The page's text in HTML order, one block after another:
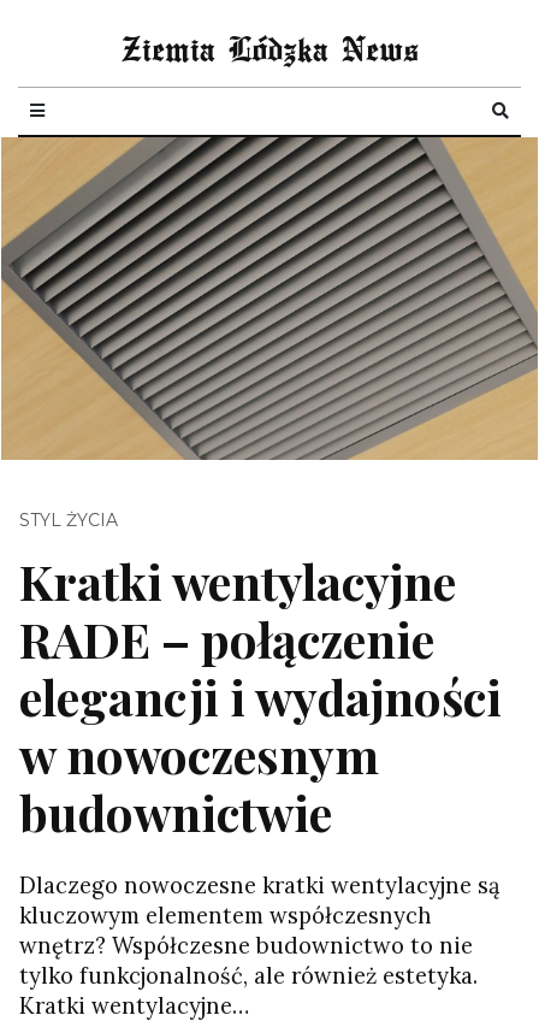
Ziemia Lódzka News
STYL ŻYCIA
Kratki wentylacyjne
RADE – połączenie
elegancji i wydajności
w nowoczesnym
budownictwie
Dlaczego nowoczesne kratki wentylacyjne są
kluczowym elementem współczesnych
wnętrz? Współczesne budownictwo to nie
tylko funkcjonalność, ale również estetyka.
Kratki wentylacyjne…